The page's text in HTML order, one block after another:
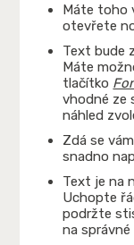
Máte toho
otevřete
Text bude
Máte
tlačítko
vhodné ze
náhled
Zdá se
snadno
Text je na
Uchopte
podržte
na